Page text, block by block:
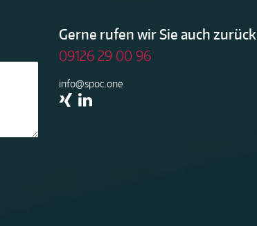
Gerne rufen wir Sie auch zurück
09126 29 00 96
info@spoc.one